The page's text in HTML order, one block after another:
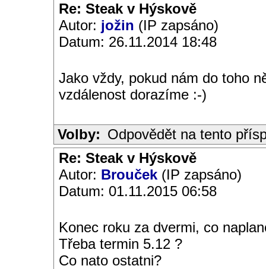
Re: Steak v Hýskově
Autor: jožin (IP zapsáno)
Datum: 26.11.2014 18:48
Jako vždy, pokud nám do toho
vzdálenost dorazíme :-)
Volby: Odpovědět na tento
Re: Steak v Hýskově
Autor: Brouček (IP zapsáno)
Datum: 01.11.2015 06:58
Konec roku za dvermi, co
Třeba termin 5.12 ?
Co nato ostatni?